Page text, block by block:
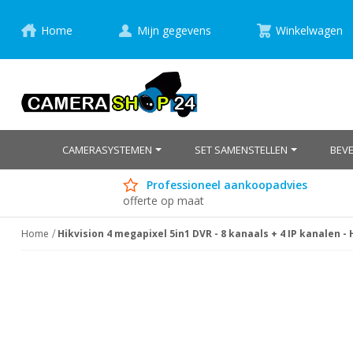
Home Mijn gegevens Winkelwagen
CAMERASYSTEMEN SET SAMENSTELLEN
Professioneel aankoopadvies
offerte op maat
Home Hikvision 4 megapixel 5in1 DVR - 8 kanaals + 4 IP kanalen -